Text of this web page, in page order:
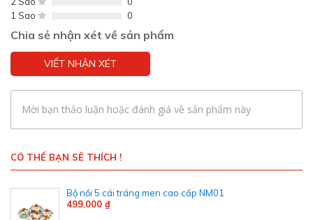
1 Sao
0
Chia sẻ nhận xét về sản phẩm
VIẾT NHẬN XÉT
Mời bạn thảo luận hoặc đánh giá về sản phẩm này
CÓ THỂ BẠN SẼ THÍCH !
Bộ nồi 5 cái tráng men cao cấp NM01
499.000 ₫